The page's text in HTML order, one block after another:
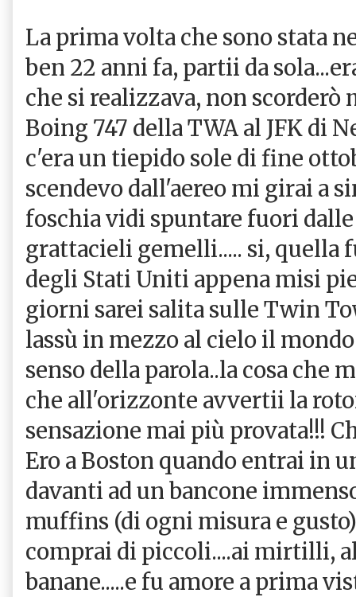
La prima volta che sono stata
ben 22 anni fa, partii da
che si realizzava, non scorderò
Boing 747 della TWA al JFK di
c'era un tiepido sole di fine
scendevo dall'aereo mi girai a
foschia vidi spuntare fuori
grattacieli gemelli..... si, quella
degli Stati Uniti appena misi
giorni sarei salita sulle Twin
lassù in mezzo al cielo il
senso della parola..la cosa che
che all'orizzonte avvertii la
sensazione mai più provata!!!
Ero a Boston quando entrai in
davanti ad un bancone
muffins (di ogni misura e
comprai di piccoli....ai mirtilli,
banane.....e fu amore a prima